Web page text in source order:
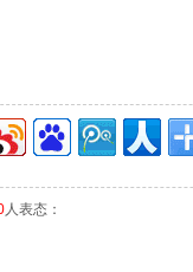
人表态：